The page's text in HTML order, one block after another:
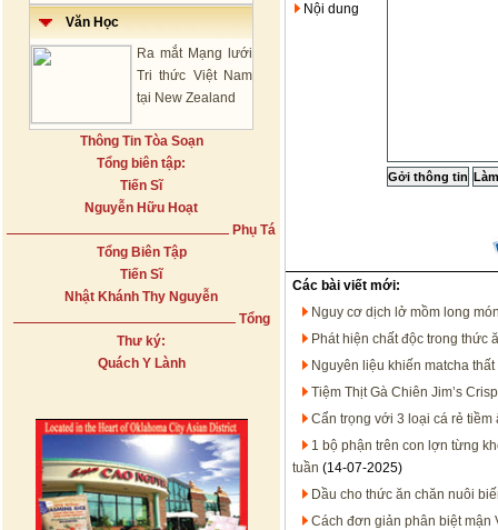
Văn Học
Ra mắt Mạng lưới
Tri thức Việt Nam
tại New Zealand
Thông Tin Tòa Soạn
Tổng biên tập:
Tiến Sĩ
Nguyễn Hữu Hoạt
Phụ Tá
Tổng Biên Tập
Tiến Sĩ
Nhật Khánh Thy Nguyễn
Tổng
Thư ký:
Quách Y Lành
Nội dung
Các bài viết mới:
Nguy cơ dịch lở mồm long
Phát hiện chất độc trong thức
Nguyên liệu khiến matcha
Tiệm Thịt Gà Chiên Jim’s
Cẩn trọng với 3 loại cá rẻ
1 bộ phận trên con lợn từng
tuần (14-07-2025)
Dầu cho thức ăn chăn nuôi
Cách đơn giản phân biệt mận